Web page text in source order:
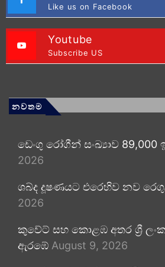
Like us on Facebook
Youtube
Subscribe US
නවතම
ඩෙංගු රෝගීන් සංඛ්‍යාව 89,000
2026
ශබ්ද දූෂණයට එරෙහිව නව
2026
කුවේට් සහ කොළඹ අතර ශ්‍රී
ඇරඹේ August 9, 2026